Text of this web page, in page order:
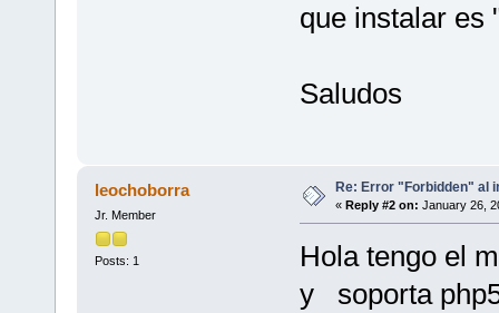
que instalar es
Saludos
leochoborra
Jr. Member
Posts: 1
Re: Error "Forbidden" al
« Reply #2 on: January 26,
Hola tengo el
y soporta